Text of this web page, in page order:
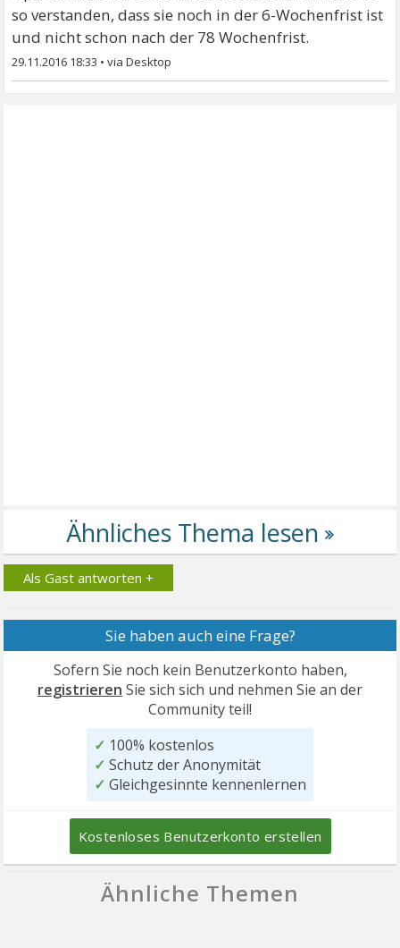
so verstanden, dass sie noch in der 6-Wochenfrist ist
und nicht schon nach der 78 Wochenfrist.
29.11.2016 18:33 •
Als Gast antworten +
Sie haben auch eine Frage?
Sofern Sie noch kein Benutzerkonto haben,
registrieren Sie sich sich und nehmen Sie an der
Community teil!
✓ 100% kostenlos
✓ Schutz der Anonymität
✓ Gleichgesinnte kennenlernen
Kostenloses Benutzerkonto erstellen
Ähnliche Themen